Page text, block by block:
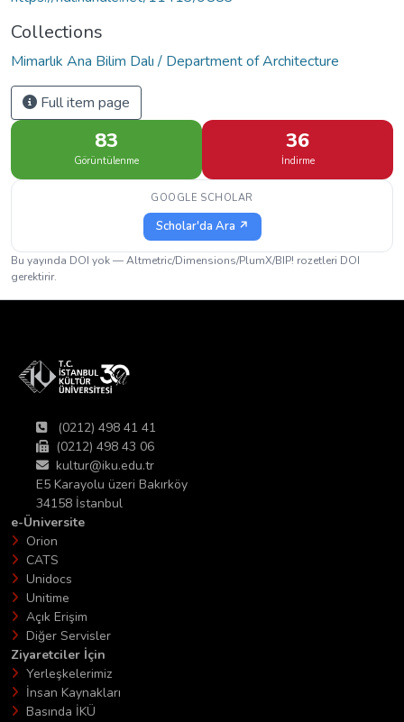
Collections
Mimarlık Ana Bilim Dalı / Department of Architecture
Full item page
83
Görüntülenme
36
İndirme
GOOGLE SCHOLAR
Scholar'da Ara ↗
Bu yayında DOI yok — Altmetric/Dimensions/PlumX/BIP! rozetleri DOI
gerektirir.
(0212) 498 41 41
(0212) 498 43 06
kultur@iku.edu.tr
E5 Karayolu üzeri Bakırköy
34158 İstanbul
e-Üniversite
Orion
CATS
Unidocs
Unitime
Açık Erişim
Diğer Servisler
Ziyaretciler İçin
Yerleşkelerimiz
İnsan Kaynakları
Basında İKÜ